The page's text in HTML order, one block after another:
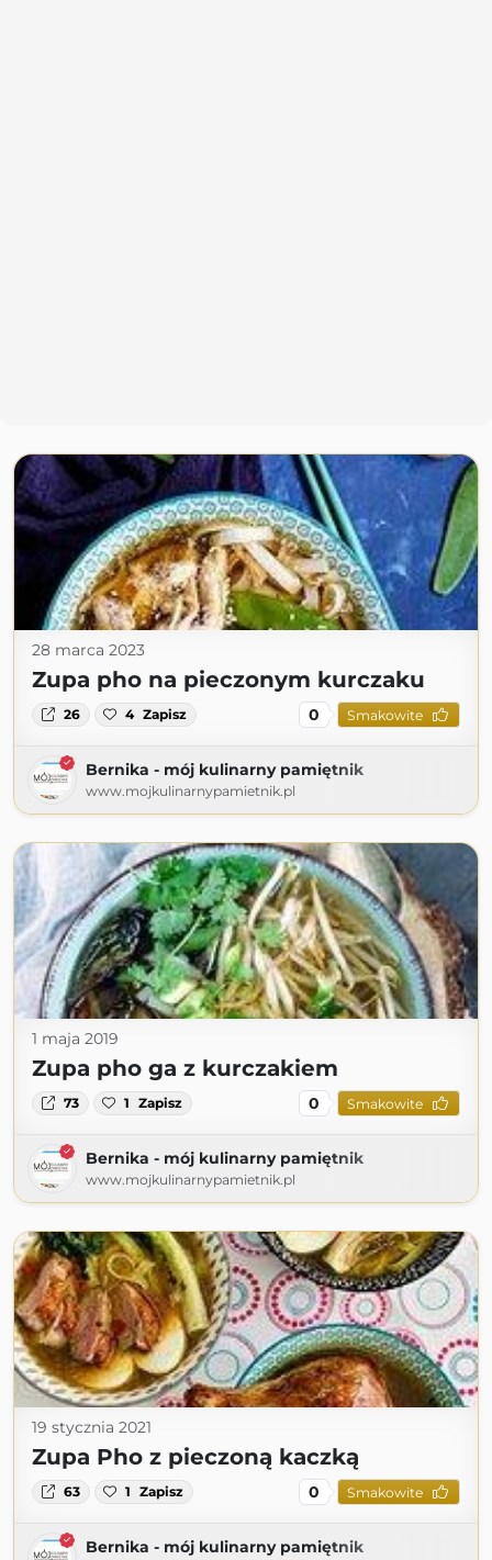
28 marca 2023
Zupa pho na pieczonym kurczaku
26 4 Zapisz 0 Smakowite
Bernika - mój kulinarny pamiętnik
www.mojkulinarnypamietnik.pl
1 maja 2019
Zupa pho ga z kurczakiem
73 1 Zapisz 0 Smakowite
Bernika - mój kulinarny pamiętnik
www.mojkulinarnypamietnik.pl
19 stycznia 2021
Zupa Pho z pieczoną kaczką
63 1 Zapisz 0 Smakowite
Bernika - mój kulinarny pamiętnik